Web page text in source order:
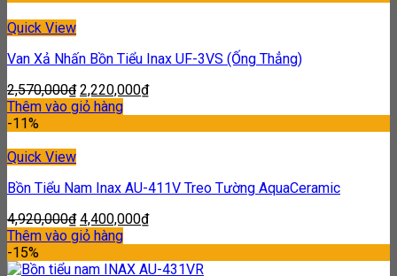
Quick View
Van Xả Nhấn Bồn Tiểu Inax UF-3VS (Ống Thẳng)
2,570,000₫ 2,220,000₫
Thêm vào giỏ hàng
-11%
Quick View
Bồn Tiểu Nam Inax AU-411V Treo Tường AquaCeramic
4,920,000₫ 4,400,000₫
Thêm vào giỏ hàng
-15%